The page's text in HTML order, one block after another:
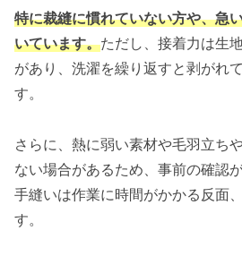
特に裁縫に慣れていない方や、急
いています。ただし、接着力は生
があり、洗濯を繰り返すと剥がれ
す。
さらに、熱に弱い素材や毛羽立ち
ない場合があるため、事前の確認
手縫いは作業に時間がかかる反面
す。